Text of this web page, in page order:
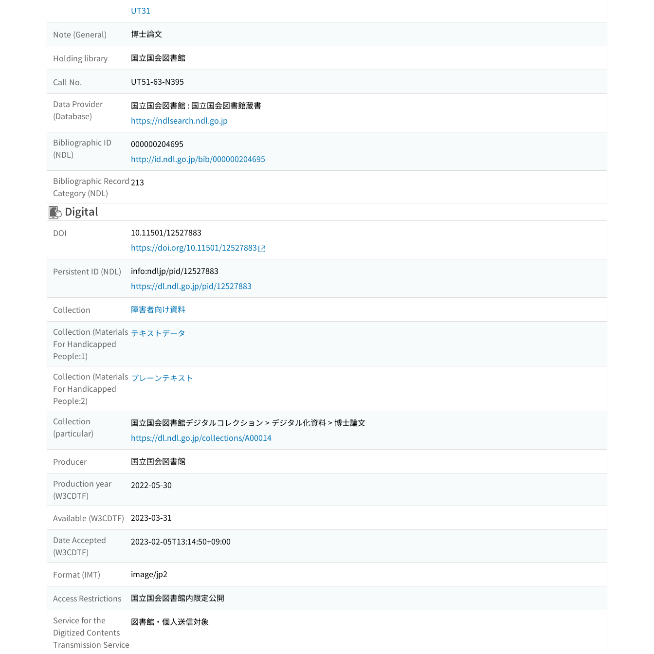
UT31
Note (General) 博士論文
Holding library 国立国会図書館
Call No.
UT51-63-N395
Data Provider
(Database)
国立国会図書館 : 国立国会図書館蔵書
https://ndlsearch.ndl.go.jp
Bibliographic ID
(NDL)
000000204695
http://id.ndl.go.jp/bib/000000204695
Bibliographic Record
Category (NDL)
213
Digital
DOI
10.11501/12527883
https://doi.org/10.11501/12527883
Persistent ID (NDL)
info:ndljp/pid/12527883
https://dl.ndl.go.jp/pid/12527883
Collection
障害者向け資料
Collection (Materials
For Handicapped
People:1)
テキストデータ
Collection (Materials
For Handicapped
People:2)
プレーンテキスト
Collection
(particular)
国立国会図書館デジタルコレクション > デジタル化資料 > 博士論文
https://dl.ndl.go.jp/collections/A00014
Producer
国立国会図書館
Production year
(W3CDTF)
2022-05-30
Available (W3CDTF)
2023-03-31
Date Accepted
(W3CDTF)
2023-02-05T13:14:50+09:00
Format (IMT) image/jp2
Access Restrictions
国立国会図書館内限定公開
Service for the
Digitized Contents
Transmission Service
図書館・個人送信対象